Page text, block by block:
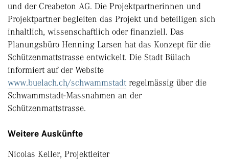
und der Creabeton AG. Die Projektpartnerinnen und
Projektpartner begleiten das Projekt und beteiligen sich
inhaltlich, wissenschaftlich oder finanziell. Das
Planungsbüro Henning Larsen hat das Konzept für die
Schützenmattstrasse entwickelt. Die Stadt Bülach
informiert auf der Website
www.buelach.ch/schwammstadt regelmässig über die
Schwammstadt-Massnahmen an der
Schützenmattstrasse.
Weitere Auskünfte
Nicolas Keller, Projektleiter